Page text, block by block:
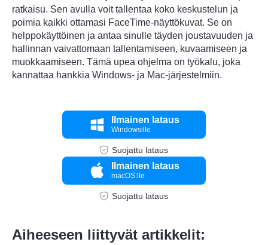
ratkaisu. Sen avulla voit tallentaa koko keskustelun ja
poimia kaikki ottamasi FaceTime-näyttökuvat. Se on
helppokäyttöinen ja antaa sinulle täyden joustavuuden ja
hallinnan vaivattomaan tallentamiseen, kuvaamiseen ja
muokkaamiseen. Tämä upea ohjelma on työkalu, joka
kannattaa hankkia Windows- ja Mac-järjestelmiin.
Ilmainen lataus
Windowsille
Suojattu lataus
Ilmainen lataus
macOS:lle
Suojattu lataus
Aiheeseen liittyvät artikkelit: